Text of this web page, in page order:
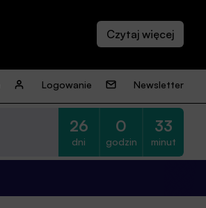
Logowanie Newsletter
26
dni
0
godzin
33
minut